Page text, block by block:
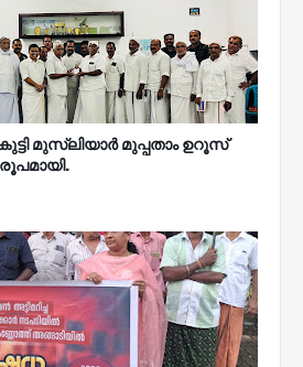
മുസ്‌ലിയാർ മുപ്പതാം ഉറൂസ്‌